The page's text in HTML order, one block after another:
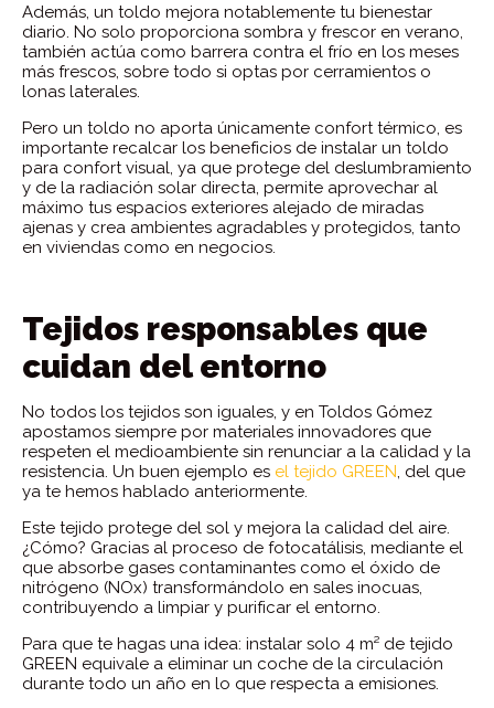
Además, un toldo mejora notablemente tu bienestar
diario. No solo proporciona sombra y frescor en verano,
también actúa como barrera contra el frío en los meses
más frescos, sobre todo si optas por cerramientos o
lonas laterales.
Pero un toldo no aporta únicamente confort térmico, es
importante recalcar los beneficios de instalar un toldo
para confort visual, ya que protege del deslumbramiento
y de la radiación solar directa, permite aprovechar al
máximo tus espacios exteriores alejado de miradas
ajenas y crea ambientes agradables y protegidos, tanto
en viviendas como en negocios.
Tejidos responsables que
cuidan del entorno
No todos los tejidos son iguales, y en Toldos Gómez
apostamos siempre por materiales innovadores que
respeten el medioambiente sin renunciar a la calidad y la
resistencia. Un buen ejemplo es el tejido GREEN , del que
ya te hemos hablado anteriormente.
Este tejido protege del sol y mejora la calidad del aire.
¿Cómo? Gracias al proceso de fotocatálisis, mediante el
que absorbe gases contaminantes como el óxido de
nitrógeno (NOx) transformándolo en sales inocuas,
contribuyendo a limpiar y purificar el entorno.
Para que te hagas una idea: instalar solo 4 m² de tejido
GREEN equivale a eliminar un coche de la circulación
durante todo un año en lo que respecta a emisiones.